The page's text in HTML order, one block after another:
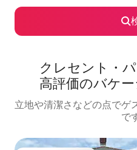
クレセント・
高⁠評⁠価⁠のバ⁠ケ⁠
立地や清潔さなどの点でゲ
で